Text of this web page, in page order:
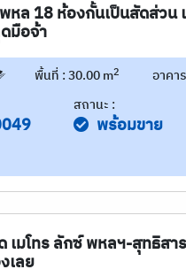
หล 18 ห้องกั้นเป็นสัดส่วน
มือจ้า
พื้นที่ : 30.00 m2 อาคา
สถานะ :
พร้อมขาย
เมโทร ลักซ์ พหลฯ-สุทธิส
เลย